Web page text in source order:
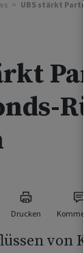
UBS stärkt
Drucken
von